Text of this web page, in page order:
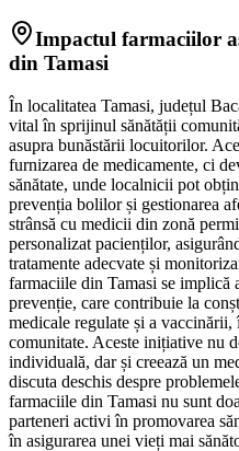
Impactul farmaciilor
din Tamasi
În localitatea Tamasi, județul
vital în sprijinul sănătății
asupra bunăstării locuitorilor.
furnizarea de medicamente, ci
sănătate, unde localnicii pot
prevenția bolilor și gestionarea
strânsă cu medicii din zonă
personalizat pacienților,
tratamente adecvate și
farmaciile din Tamasi se implică
prevenție, care contribuie la
medicale regulate și a
comunitate. Aceste inițiative nu
individuală, dar și creează un
discuta deschis despre
farmaciile din Tamasi nu sunt
parteneri activi în promovarea
în asigurarea unei vieți mai